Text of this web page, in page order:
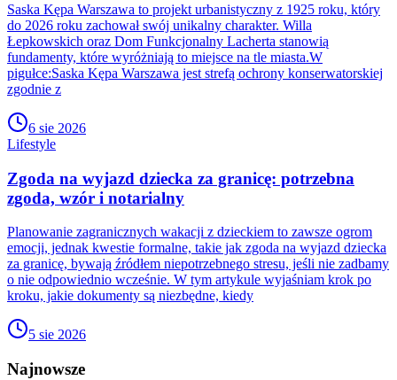
Saska Kępa Warszawa to projekt urbanistyczny z 1925 roku, który
do 2026 roku zachował swój unikalny charakter. Willa
Łepkowskich oraz Dom Funkcjonalny Lacherta stanowią
fundamenty, które wyróżniają to miejsce na tle miasta.W
pigułce:Saska Kępa Warszawa jest strefą ochrony konserwatorskiej
zgodnie z
6 sie 2026
Lifestyle
Zgoda na wyjazd dziecka za granicę: potrzebna
zgoda, wzór i notarialny
Planowanie zagranicznych wakacji z dzieckiem to zawsze ogrom
emocji, jednak kwestie formalne, takie jak zgoda na wyjazd dziecka
za granicę, bywają źródłem niepotrzebnego stresu, jeśli nie zadbamy
o nie odpowiednio wcześnie. W tym artykule wyjaśniam krok po
kroku, jakie dokumenty są niezbędne, kiedy
5 sie 2026
Najnowsze